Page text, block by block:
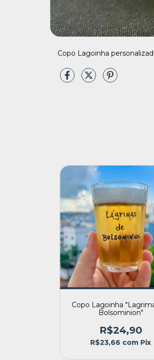
Copo Lagoinha
Copo Lagoinha
Bolsominion"
R$24,90
R$23,66 com Pix